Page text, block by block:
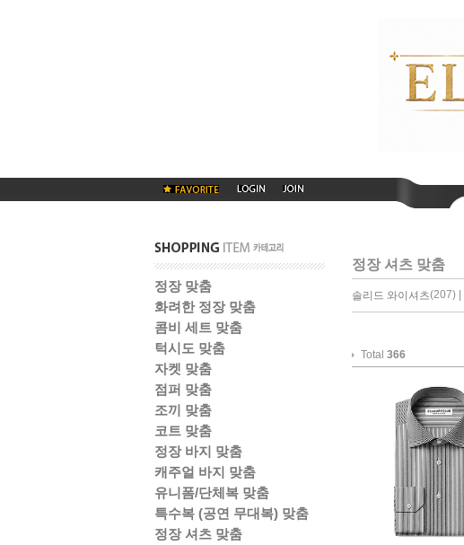
정장 맞춤
화려한 정장 맞춤
콤비 세트 맞춤
턱시도 맞춤
자켓 맞춤
점퍼 맞춤
조끼 맞춤
코트 맞춤
정장 바지 맞춤
캐주얼 바지 맞춤
유니폼/단체복 맞춤
특수복 (공연 무대복) 맞춤
정장 셔츠 맞춤
정장 셔츠 맞춤
솔리드 와이셔츠(207) |
Total 366